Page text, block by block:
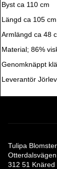
Byst ca 110 cm
Längd ca 105 cm
Armlängd ca 48
Material; 86%
Genomknäppt
Leverantör
Tulipa
312 51 Knäred